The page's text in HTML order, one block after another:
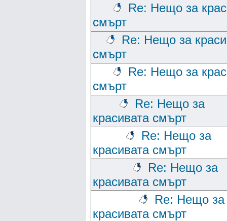
Re: Нещо за
смърт
Re: Нещо за
смърт
Re: Нещо за
смърт
Re: Нещо за
красивата смърт
Re: Нещо за
красивата смърт
Re: Нещо за
красивата смърт
Re: Нещо за
красивата смърт